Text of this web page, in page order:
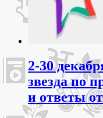
2-30
звезда по
и ответы